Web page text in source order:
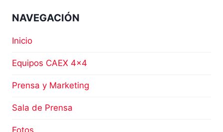
NAVEGACIÓN
Inicio
Equipos CAEX 4×4
Prensa y Marketing
Sala de Prensa